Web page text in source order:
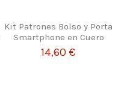
Kit Patrones Bolso y Porta
Smartphone en Cuero
14,60 €